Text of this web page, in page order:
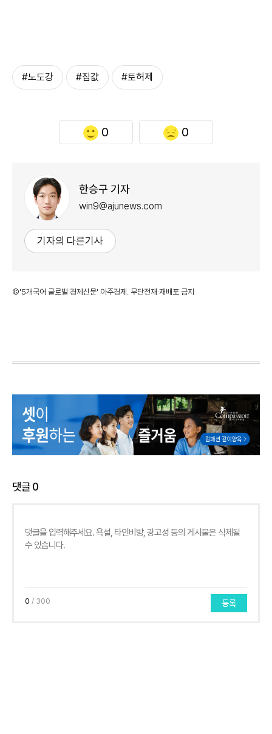
#노도강 #집값 #토허제
0 0
한승구 기자
win9@ajunews.com
기자의 다른기사
©'5개국어 글로벌 경제신문' 아주경제. 무단전재·재배포 금지
댓글0
0 / 300 등록